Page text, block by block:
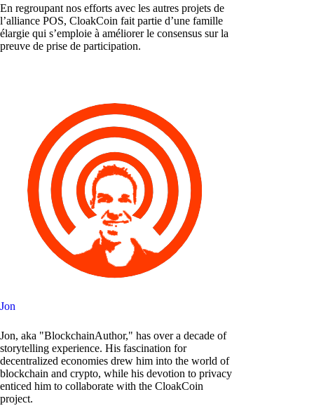
En regroupant nos efforts avec les autres projets de
l’alliance POS, CloakCoin fait partie d’une famille
élargie qui s’emploie à améliorer le consensus sur la
preuve de prise de participation.
Jon
Jon, aka "BlockchainAuthor," has over a decade of
storytelling experience. His fascination for
decentralized economies drew him into the world of
blockchain and crypto, while his devotion to privacy
enticed him to collaborate with the CloakCoin
project.